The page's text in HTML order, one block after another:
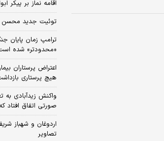
اقامه نماز بر پیکر
توئیت جدید محسن
ترامپ زمان پایان
«محدودتر» شده
اعتراض پرستاران
هیچ پرستاری
واکنش زیدآبادی به
صورتی اتفاق افتاد
اردوغان و شهباز
تصاویر